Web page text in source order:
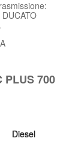
PLUS 700
Diesel